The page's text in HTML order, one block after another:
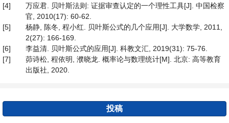
[4]
万应君. 贝叶斯法则: 证据审查认定的一个理性工具[J]. 中国检察
官, 2010(17): 60-62.
[5]
杨静, 陈冬, 程小红. 贝叶斯公式的几个应用[J]. 大学数学, 2011,
2(27): 166-169.
[6]
李益清. 贝叶斯公式的应用[J]. 科教文汇, 2019(31): 75-76.
[7]
茆诗松, 程依明, 濮晓龙. 概率论与数理统计[M]. 北京: 高等教育
出版社, 2020.
投稿